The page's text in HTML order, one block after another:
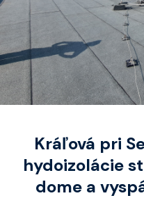
Kráľová pri
hydoizolácie
dome a